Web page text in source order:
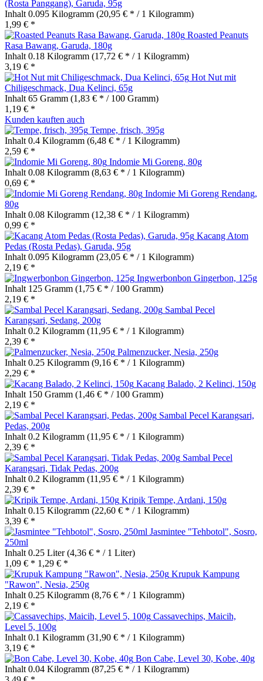
(Rosta Panggang), Garuda, 95g
Inhalt 0.095 Kilogramm (20,95 € * / 1 Kilogramm)
1,99 € *
Roasted Peanuts
Rasa Bawang, Garuda, 180g
Inhalt 0.18 Kilogramm (17,72 € * / 1 Kilogramm)
3,19 € *
Hot Nut mit
Chiligeschmack, Dua Kelinci, 65g
Inhalt 65 Gramm (1,83 € * / 100 Gramm)
1,19 € *
Kunden kauften auch
Tempe, frisch, 395g
Inhalt 0.4 Kilogramm (6,48 € * / 1 Kilogramm)
2,59 € *
Indomie Mi Goreng, 80g
Inhalt 0.08 Kilogramm (8,63 € * / 1 Kilogramm)
0,69 € *
Indomie Mi Goreng Rendang,
80g
Inhalt 0.08 Kilogramm (12,38 € * / 1 Kilogramm)
0,99 € *
Kacang Atom
Pedas (Rosta Pedas), Garuda, 95g
Inhalt 0.095 Kilogramm (23,05 € * / 1 Kilogramm)
2,19 € *
Ingwerbonbon Gingerbon, 125g
Inhalt 125 Gramm (1,75 € * / 100 Gramm)
2,19 € *
Sambal Pecel
Karangsari, Sedang, 200g
Inhalt 0.2 Kilogramm (11,95 € * / 1 Kilogramm)
2,39 € *
Palmenzucker, Nesia, 250g
Inhalt 0.25 Kilogramm (9,16 € * / 1 Kilogramm)
2,29 € *
Kacang Balado, 2 Kelinci, 150g
Inhalt 150 Gramm (1,46 € * / 100 Gramm)
2,19 € *
Sambal Pecel Karangsari,
Pedas, 200g
Inhalt 0.2 Kilogramm (11,95 € * / 1 Kilogramm)
2,39 € *
Sambal Pecel
Karangsari, Tidak Pedas, 200g
Inhalt 0.2 Kilogramm (11,95 € * / 1 Kilogramm)
2,39 € *
Kripik Tempe, Ardani, 150g
Inhalt 0.15 Kilogramm (22,60 € * / 1 Kilogramm)
3,39 € *
Jasmintee "Tehbotol", Sosro,
250ml
Inhalt 0.25 Liter(4,36 € * / 1 Liter)
1,09 € * 1,29 € *
Krupuk Kampung
"Rawon", Nesia, 250g
Inhalt 0.25 Kilogramm (8,76 € * / 1 Kilogramm)
2,19 € *
Cassavechips, Maicih,
Level 5, 100g
Inhalt 0.1 Kilogramm (31,90 € * / 1 Kilogramm)
3,19 € *
Bon Cabe, Level 30, Kobe, 40g
Inhalt 0.04 Kilogramm (87,25 € * / 1 Kilogramm)